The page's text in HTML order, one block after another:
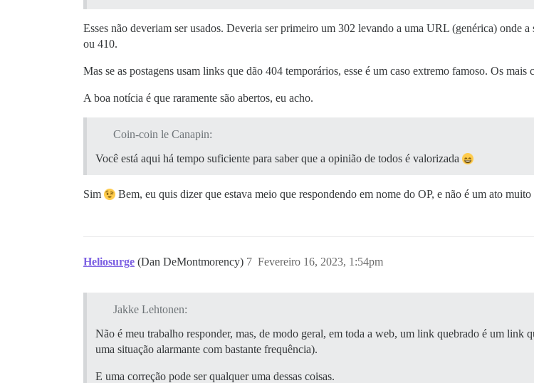
Esses não deveriam ser usados. Deveria ser primeiro um 302 levando a uma URL (genérica) onde
ou 410.
Mas se as postagens usam links que dão 404 temporários, esse é um caso extremo famoso. Os
A boa notícia é que raramente são abertos, eu acho.
Coin-coin le Canapin:
Você está aqui há tempo suficiente para saber que a opinião de todos é valorizada
Sim Bem, eu quis dizer que estava meio que respondendo em nome do OP, e não é um ato muito
Heliosurge (Dan DeMontmorency) Fevereiro 16, 2023, 1:54pm
7
Jakke Lehtonen:
Não é meu trabalho responder, mas, de modo geral, em toda a web, um link quebrado é um link
uma situação alarmante com bastante frequência).
E uma correção pode ser qualquer uma dessas coisas.